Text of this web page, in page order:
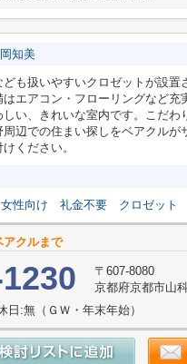
知美
ども扱いやすいクロゼットが設置
はエアコン・フローリングなど
しい、きれいな室内です。こだ
周辺での住まい探しをベアクルが
ください。
女性向け 礼金不要 クロゼット
アクルまで
〒607-8080
京都府京都市山
日:無（ＧＷ・年末年始）